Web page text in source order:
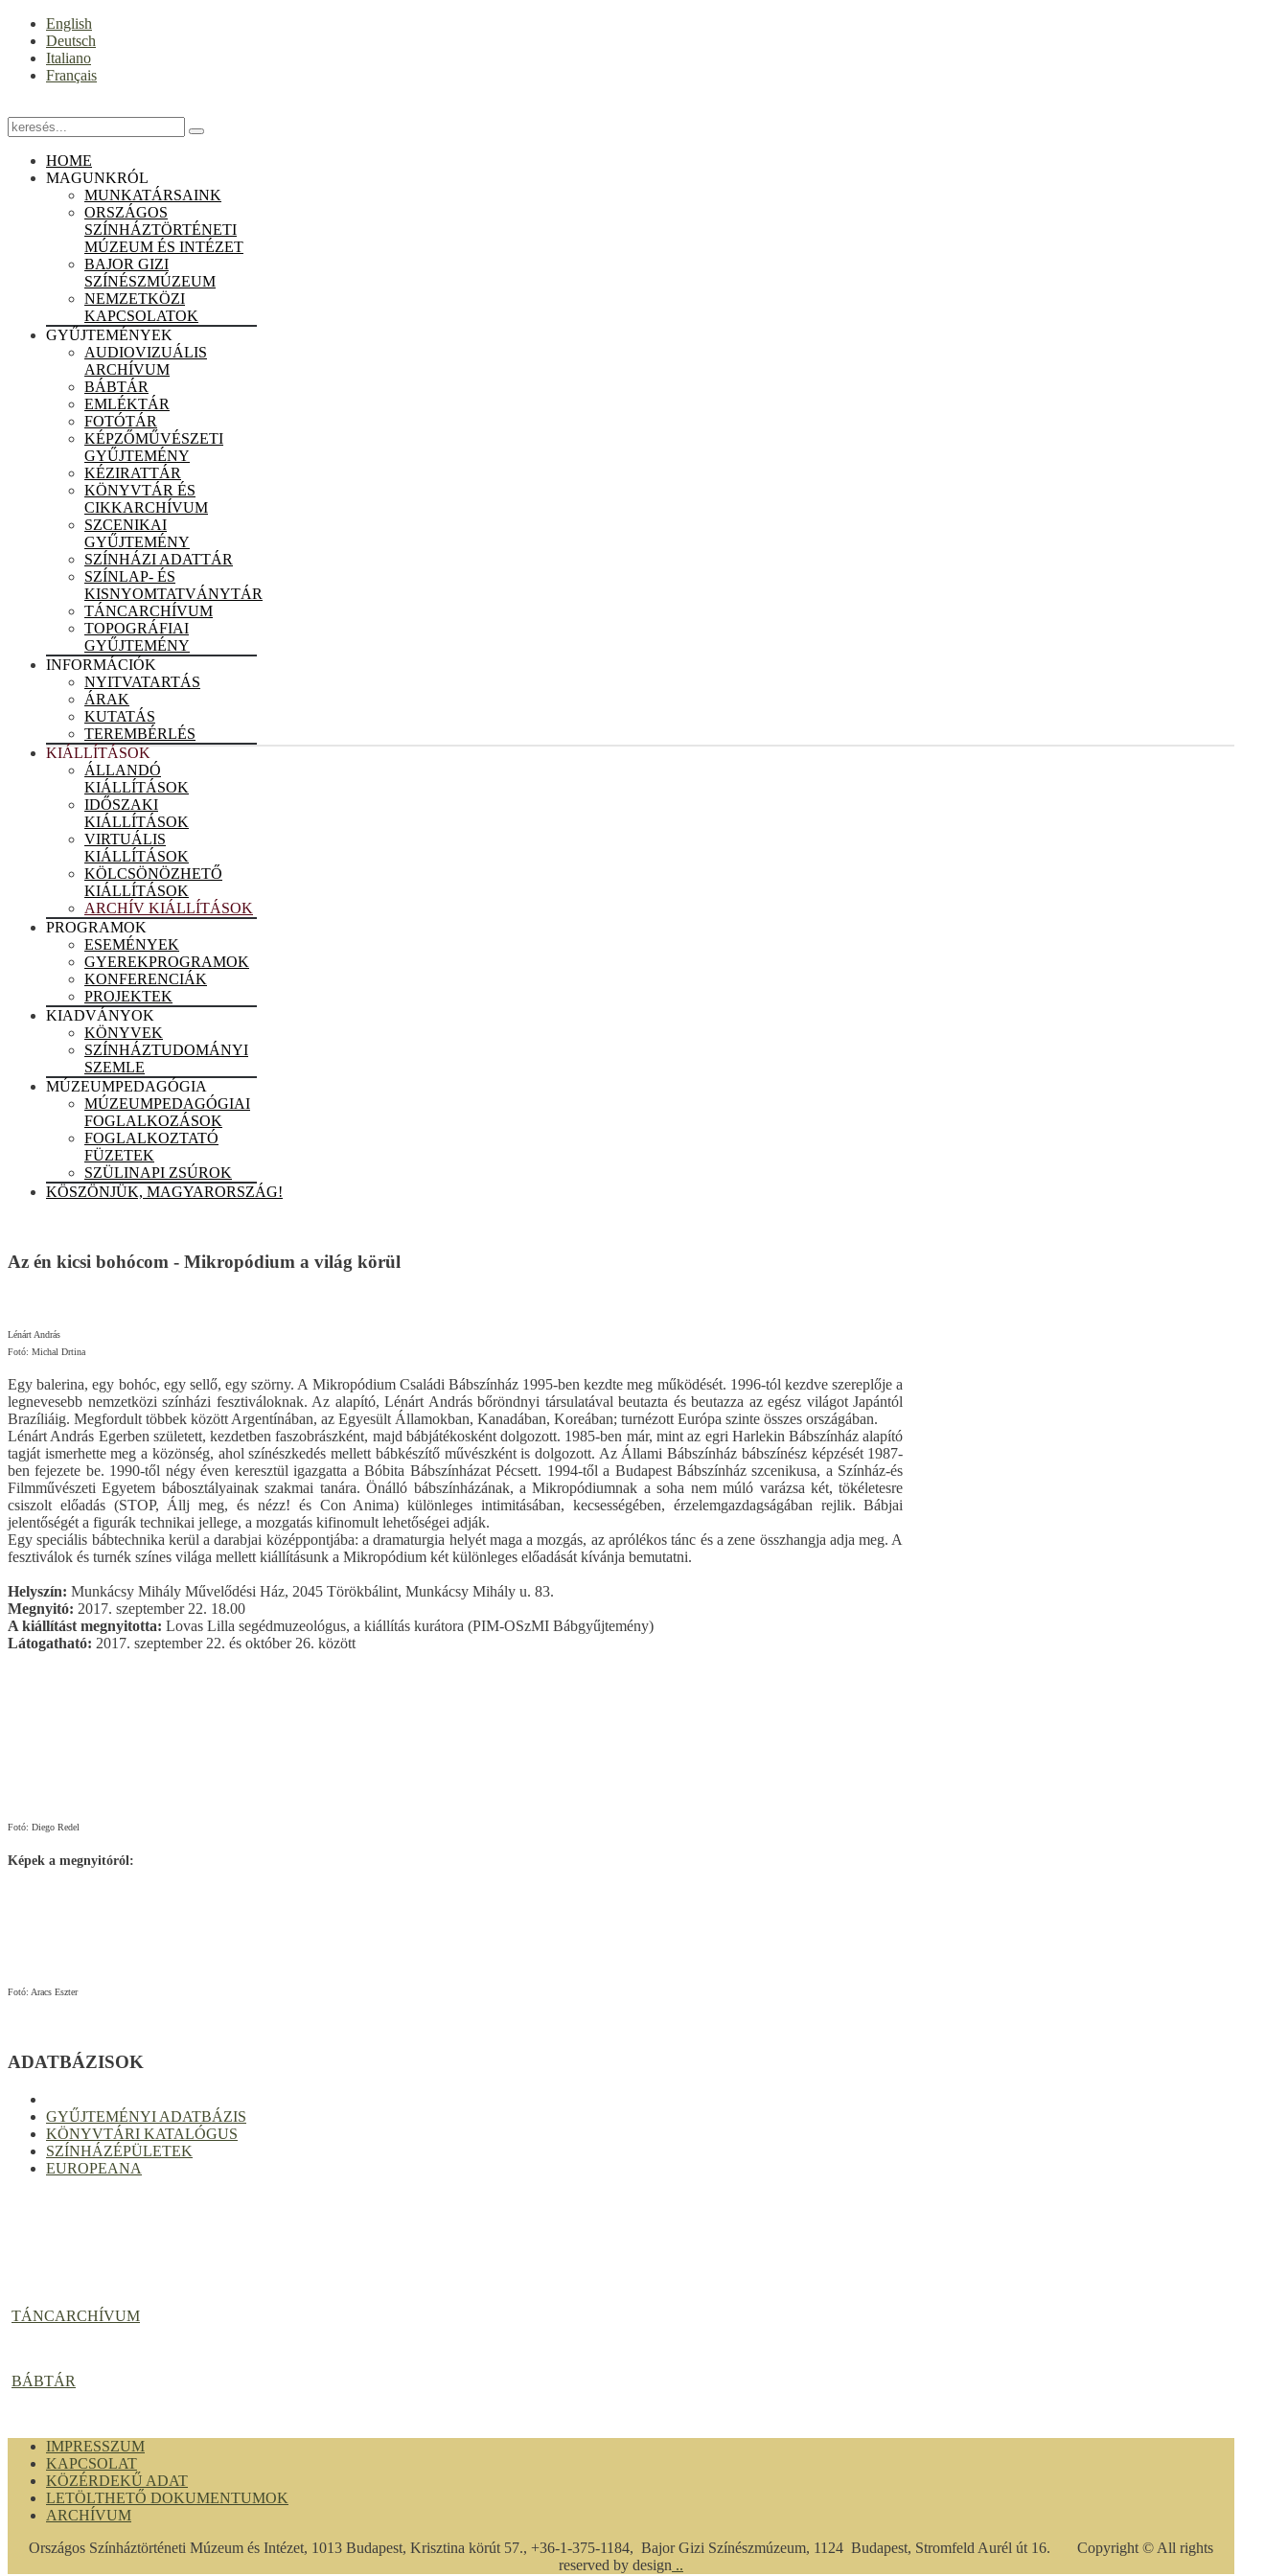
English
Deutsch
Italiano
Français
HOME
MAGUNKRÓL
MUNKATÁRSAINK
ORSZÁGOS
SZÍNHÁZTÖRTÉNETI
MÚZEUM ÉS INTÉZET
BAJOR GIZI
SZÍNÉSZMÚZEUM
NEMZETKÖZI
KAPCSOLATOK
GYŰJTEMÉNYEK
AUDIOVIZUÁLIS
ARCHÍVUM
BÁBTÁR
EMLÉKTÁR
FOTÓTÁR
KÉPZŐMŰVÉSZETI
GYŰJTEMÉNY
KÉZIRATTÁR
KÖNYVTÁR ÉS
CIKKARCHÍVUM
SZCENIKAI
GYŰJTEMÉNY
SZÍNHÁZI ADATTÁR
SZÍNLAP- ÉS
KISNYOMTATVÁNYTÁR
TÁNCARCHÍVUM
TOPOGRÁFIAI
GYŰJTEMÉNY
INFORMÁCIÓK
NYITVATARTÁS
ÁRAK
KUTATÁS
TEREMBÉRLÉS
KIÁLLÍTÁSOK
ÁLLANDÓ
KIÁLLÍTÁSOK
IDŐSZAKI
KIÁLLÍTÁSOK
VIRTUÁLIS
KIÁLLÍTÁSOK
KÖLCSÖNÖZHETŐ
KIÁLLÍTÁSOK
ARCHÍV KIÁLLÍTÁSOK
PROGRAMOK
ESEMÉNYEK
GYEREKPROGRAMOK
KONFERENCIÁK
PROJEKTEK
KIADVÁNYOK
KÖNYVEK
SZÍNHÁZTUDOMÁNYI
SZEMLE
MÚZEUMPEDAGÓGIA
MÚZEUMPEDAGÓGIAI
FOGLALKOZÁSOK
FOGLALKOZTATÓ
FÜZETEK
SZÜLINAPI ZSÚROK
KÖSZÖNJÜK, MAGYARORSZÁG!
Az én kicsi bohócom - Mikropódium a világ körül
Lénárt András
Fotó: Michal Drtina
Egy balerina, egy bohóc, egy sellő, egy szörny. A Mikropódium Családi Bábszínház 1995-ben kezdte meg működését. 1996-tól kezdve szereplője a
legnevesebb nemzetközi színházi fesztiváloknak. Az alapító, Lénárt András bőröndnyi társulatával beutazta és beutazza az egész világot Japántól
Brazíliáig. Megfordult többek között Argentínában, az Egyesült Államokban, Kanadában, Koreában; turnézott Európa szinte összes országában.
Lénárt András Egerben született, kezdetben faszobrászként, majd bábjátékosként dolgozott. 1985-ben már, mint az egri Harlekin Bábszínház alapító
tagját ismerhette meg a közönség, ahol színészkedés mellett bábkészítő művészként is dolgozott. Az Állami Bábszínház bábszínész képzését 1987-
ben fejezete be. 1990-től négy éven keresztül igazgatta a Bóbita Bábszínházat Pécsett. 1994-től a Budapest Bábszínház szcenikusa, a Színház-és
Filmművészeti Egyetem bábosztályainak szakmai tanára. Önálló bábszínházának, a Mikropódiumnak a soha nem múló varázsa két, tökéletesre
csiszolt előadás (STOP, Állj meg, és nézz! és Con Anima) különleges intimitásában, kecsességében, érzelemgazdagságában rejlik. Bábjai
jelentőségét a figurák technikai jellege, a mozgatás kifinomult lehetőségei adják.
Egy speciális bábtechnika kerül a darabjai középpontjába: a dramaturgia helyét maga a mozgás, az aprólékos tánc és a zene összhangja adja meg. A
fesztiválok és turnék színes világa mellett kiállításunk a Mikropódium két különleges előadását kívánja bemutatni.
Helyszín: Munkácsy Mihály Művelődési Ház, 2045 Törökbálint, Munkácsy Mihály u. 83.
Megnyitó: 2017. szeptember 22. 18.00
A kiállítást megnyitotta: Lovas Lilla segédmuzeológus, a kiállítás kurátora (PIM-OSzMI Bábgyűjtemény)
Látogatható: 2017. szeptember 22. és október 26. között
Fotó: Diego Redel
Képek a megnyitóról:
Fotó: Aracs Eszter
ADATBÁZISOK
GYŰJTEMÉNYI ADATBÁZIS
KÖNYVTÁRI KATALÓGUS
SZÍNHÁZÉPÜLETEK
EUROPEANA
TÁNCARCHÍVUM
BÁBTÁR
IMPRESSZUM
KAPCSOLAT
KÖZÉRDEKŰ ADAT
LETÖLTHETŐ DOKUMENTUMOK
ARCHÍVUM
Országos Színháztörténeti Múzeum és Intézet, 1013 Budapest, Krisztina körút 57., +36-1-375-1184, Bajor Gizi Színészmúzeum, 1124 Budapest, Stromfeld Aurél út 16. Copyright © All rights
reserved by design ..